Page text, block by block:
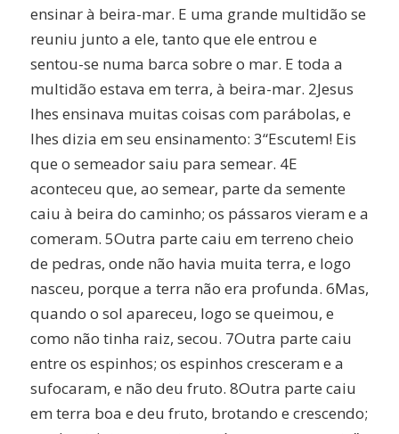
ensinar à beira-mar. E uma grande multidão se
reuniu junto a ele, tanto que ele entrou e
sentou-se numa barca sobre o mar. E toda a
multidão estava em terra, à beira-mar. 2Jesus
lhes ensinava muitas coisas com parábolas, e
lhes dizia em seu ensinamento: 3“Escutem! Eis
que o semeador saiu para semear. 4E
aconteceu que, ao semear, parte da semente
caiu à beira do caminho; os pássaros vieram e a
comeram. 5Outra parte caiu em terreno cheio
de pedras, onde não havia muita terra, e logo
nasceu, porque a terra não era profunda. 6Mas,
quando o sol apareceu, logo se queimou, e
como não tinha raiz, secou. 7Outra parte caiu
entre os espinhos; os espinhos cresceram e a
sufocaram, e não deu fruto. 8Outra parte caiu
em terra boa e deu fruto, brotando e crescendo;